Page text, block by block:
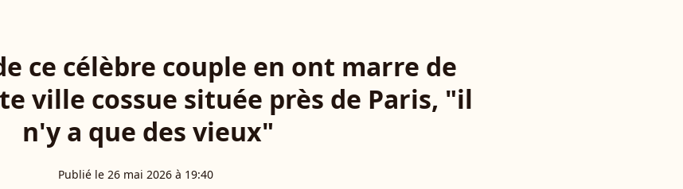
ce célèbre couple en ont marre de
ville cossue située près de Paris, "il
n'y a que des vieux"
Publié le 26 mai 2026 à 19:40